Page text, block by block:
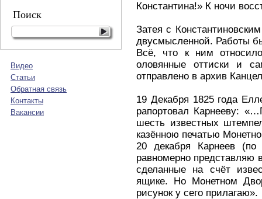
Поиск
Видео
Статьи
Обратная связь
Контакты
Вакансии
Константина!» К ночи
Затея с
двусмысленной. Работы
Всё, что к ним
оловянные оттиски и
отправлено в архив
19 Декабря 1825 года
рапортовал Карнееву:
шесть известных
казённою печатью
20 декабря Карнеев (по
равномерно представляю
сделанные на счёт
ящике. Но Монетном
рисунок у сего прилагаю».